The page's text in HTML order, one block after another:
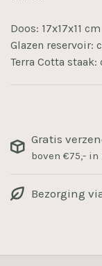
Doos: 17x17x11 cm
Glazen reservoir:
Terra Cotta staak:
Gratis
boven €75,-
Bezorging